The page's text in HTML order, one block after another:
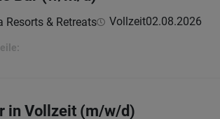
Resorts & Retreats Vollzeit02.08.2026
in Vollzeit (m/w/d)